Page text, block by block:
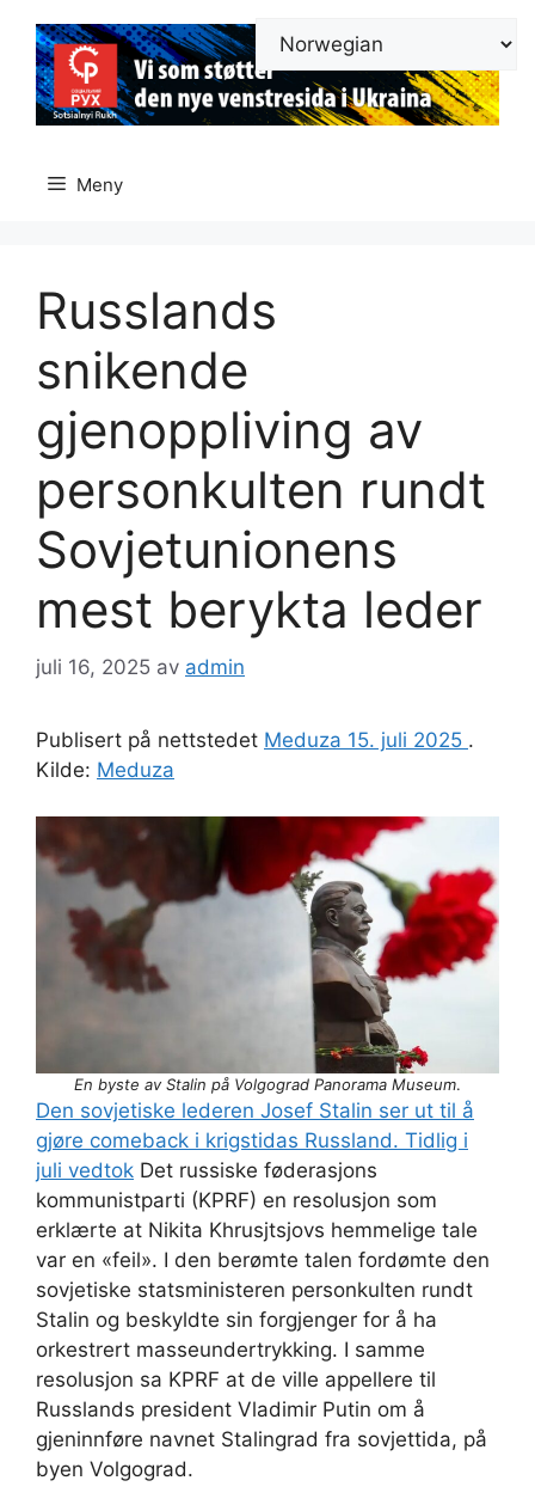
innhold
Meny
Russlands
snikende
gjenoppliving av
personkulten rundt
Sovjetunionens
mest berykta leder
juli 16, 2025 av admin
Publisert på nettstedet Meduza 15. juli 2025 .
Kilde: Meduza
En byste av Stalin på Volgograd Panorama Museum.
Den sovjetiske lederen Josef Stalin ser ut til å
gjøre comeback i krigstidas Russland. Tidlig i
juli vedtok Det russiske føderasjons
kommunistparti (KPRF) en resolusjon som
erklærte at Nikita Khrusjtsjovs hemmelige tale
var en «feil». I den berømte talen fordømte den
sovjetiske statsministeren personkulten rundt
Stalin og beskyldte sin forgjenger for å ha
orkestrert masseundertrykking. I samme
resolusjon sa KPRF at de ville appellere til
Russlands president Vladimir Putin om å
gjeninnføre navnet Stalingrad fra sovjettida, på
byen Volgograd.